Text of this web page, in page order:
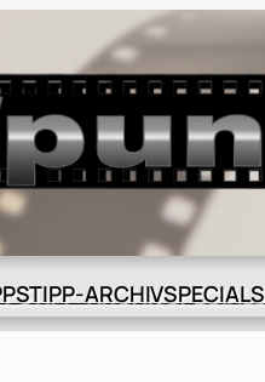
TIPP-ARCHIVSPECIALS